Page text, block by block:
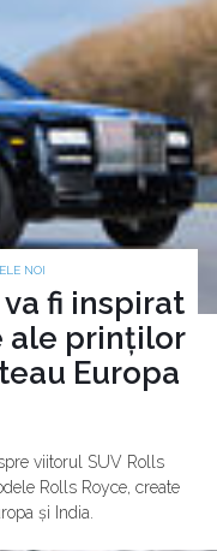
NOI
fi inspirat
ale prinților
Europa
viitorul SUV Rolls
Rolls Royce, create
și India.